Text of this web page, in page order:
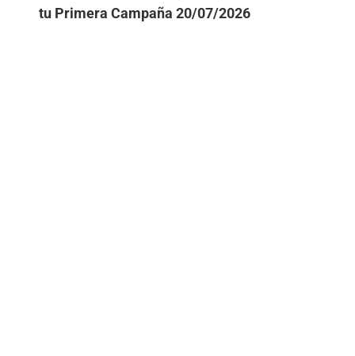
tu Primera Campaña 20/07/2026